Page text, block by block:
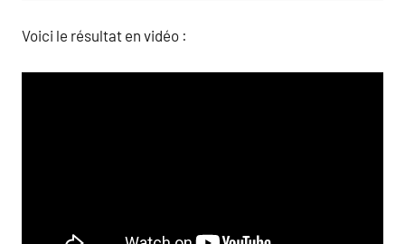
Voici le résultat en vidéo :